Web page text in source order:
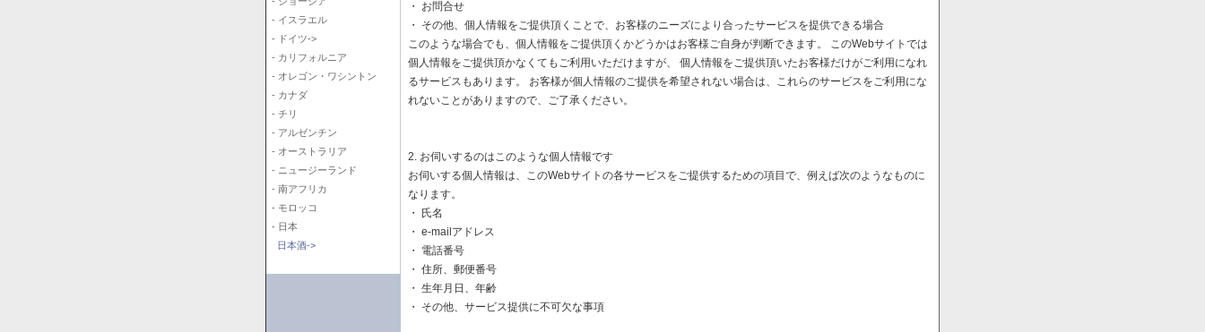
- イスラエル
- ドイツ->
- カリフォルニア
- オレゴン・ワシントン
- カナダ
- チリ
- アルゼンチン
- オーストラリア
- ニュージーランド
- 南アフリカ
- モロッコ
- 日本
日本酒->
・ お問合せ
・ その他、個人情報をご提供頂くことで、お客様のニーズにより合ったサービスを提供できる場合
このような場合でも、個人情報をご提供頂くかどうかはお客様ご自身が判断できます。 このWebサイトでは
個人情報をご提供頂かなくてもご利用いただけますが、 個人情報をご提供頂いたお客様だけがご利用になれ
るサービスもあります。 お客様が個人情報のご提供を希望されない場合は、これらのサービスをご利用にな
れないことがありますので、ご了承ください。
2. お伺いするのはこのような個人情報です
お伺いする個人情報は、このWebサイトの各サービスをご提供するための項目で、例えば次のようなものに
なります。
・ 氏名
・ e-mailアドレス
・ 電話番号
・ 住所、郵便番号
・ 生年月日、年齢
・ その他、サービス提供に不可欠な事項